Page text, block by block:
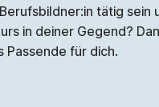
tätig sein
in deiner Gegend?
Passende für dich.